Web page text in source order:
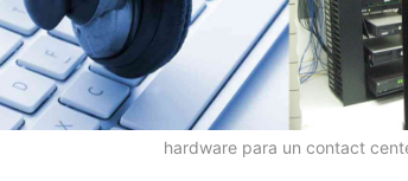
hardware para un contact